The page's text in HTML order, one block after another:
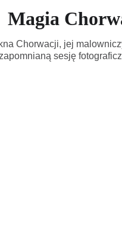
Magia
Chorwacji, jej
sesję